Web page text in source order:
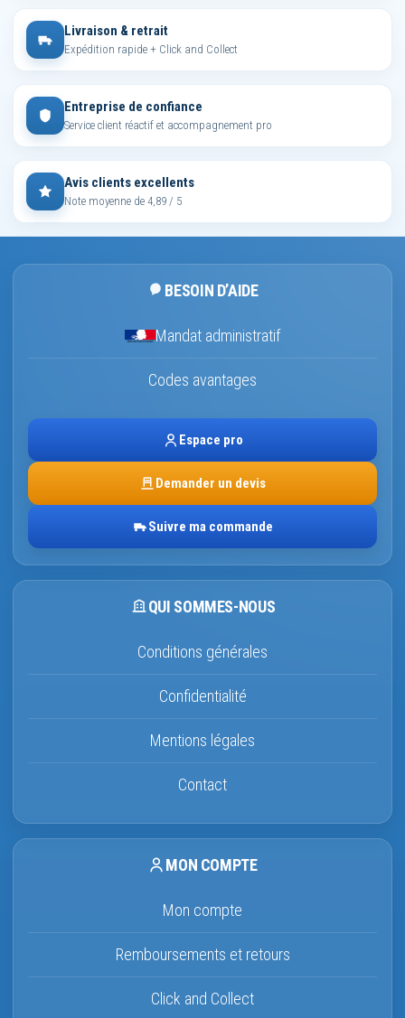
Livraison & retrait
Expédition rapide + Click and Collect
Entreprise de confiance
Service client réactif et accompagnement pro
Avis clients excellents
Note moyenne de 4,89 / 5
BESOIN D’AIDE
Mandat administratif
Codes avantages
Espace pro
Demander un devis
Suivre ma commande
QUI SOMMES-NOUS
Conditions générales
Confidentialité
Mentions légales
Contact
MON COMPTE
Mon compte
Remboursements et retours
Click and Collect